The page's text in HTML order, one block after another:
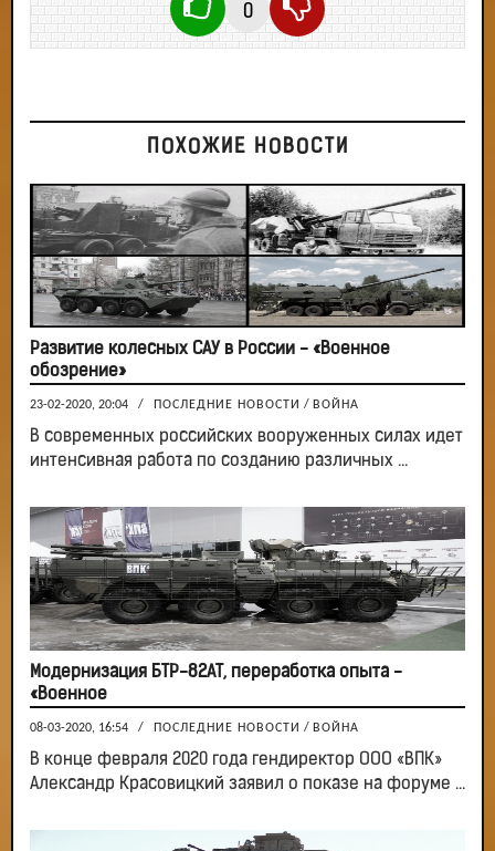
0
ПОХОЖИЕ НОВОСТИ
Развитие колесных САУ в России - «Военное
обозрение»
23-02-2020, 20:04 / ПОСЛЕДНИЕ НОВОСТИ / ВОЙНА
В современных российских вооруженных силах идет
интенсивная работа по созданию различных ...
Модернизация БТР-82АТ, переработка опыта -
«Военное
08-03-2020, 16:54 / ПОСЛЕДНИЕ НОВОСТИ / ВОЙНА
В конце февраля 2020 года гендиректор ООО «ВПК»
Александр Красовицкий заявил о показе на форуме ...